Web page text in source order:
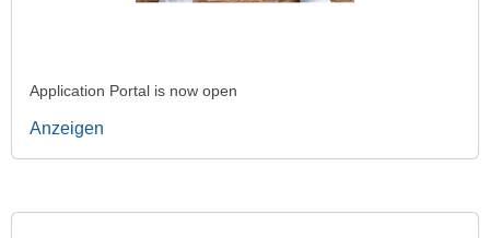
Application Portal is now open
Anzeigen